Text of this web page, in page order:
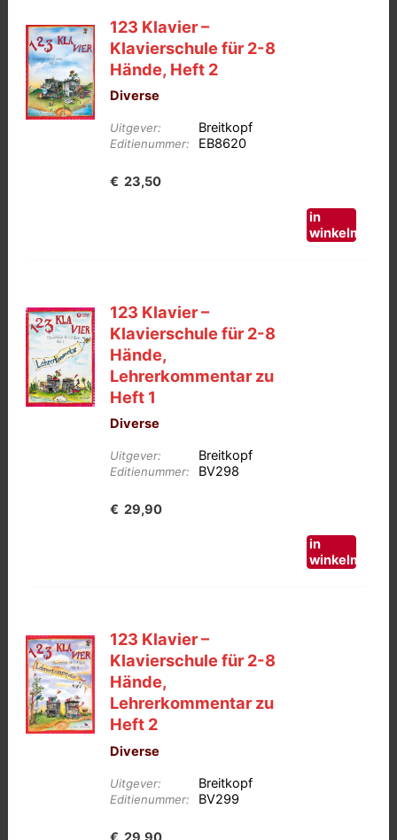
123 Klavier –
Klavierschule für 2-8
Hände, Heft 2
Diverse
Uitgever: Breitkopf
Editienummer: EB8620
€ 23,50
in
winkelmand
123 Klavier –
Klavierschule für 2-8
Hände,
Lehrerkommentar zu
Heft 1
Diverse
Uitgever: Breitkopf
Editienummer: BV298
€ 29,90
in
winkelmand
123 Klavier –
Klavierschule für 2-8
Hände,
Lehrerkommentar zu
Heft 2
Diverse
Uitgever: Breitkopf
Editienummer: BV299